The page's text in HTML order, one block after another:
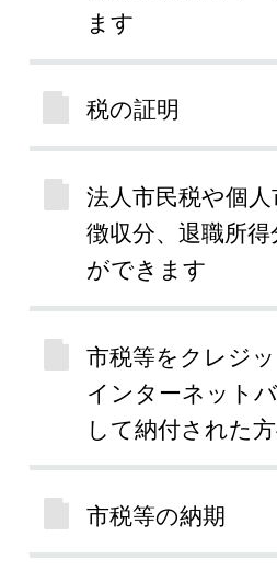
ます
税の証明
法人市民税や個人
徴収分、退職所
ができます
市税等をクレジ
インターネット
して納付された
市税等の納期